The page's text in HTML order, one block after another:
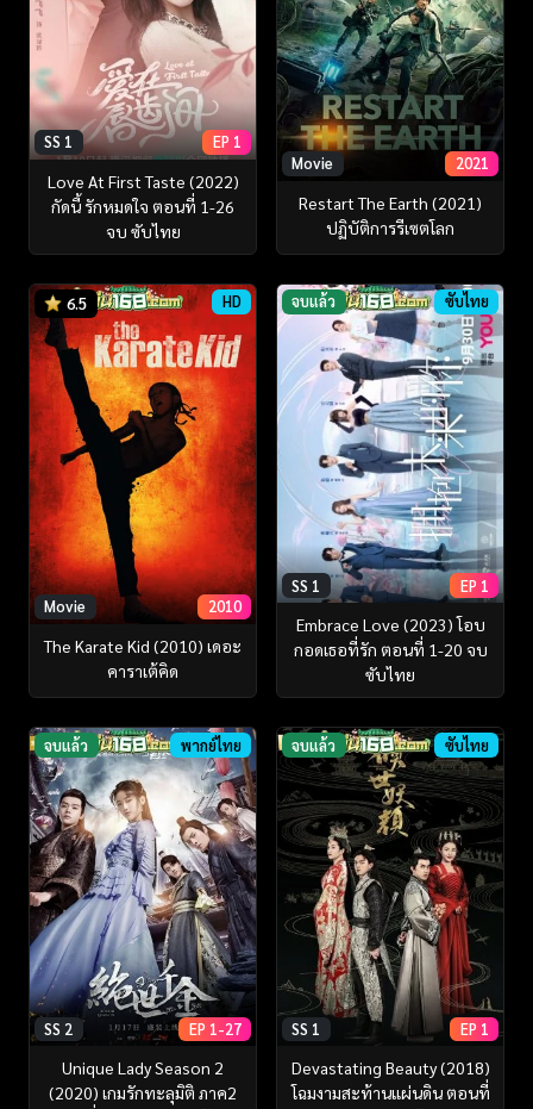
SS 1 EP 1
Love At First Taste (2022)
กัดนี้ รักหมดใจ ตอนที่ 1-26
จบ ซับไทย
Movie 2021
Restart The Earth (2021)
ปฏิบัติการรีเซตโลก
6.5 HD
Movie 2010
The Karate Kid (2010) เดอะ
คาราเต้คิด
จบแล้ว ซับไทย
SS 1 EP 1
Embrace Love (2023) โอบ
กอดเธอที่รัก ตอนที่ 1-20 จบ
ซับไทย
จบแล้ว พากย์ไทย
SS 2 EP 1-27
Unique Lady Season 2
(2020) เกมรักทะลุมิติ ภาค2
จบแล้ว ซับไทย
SS 1 EP 1
Devastating Beauty (2018)
โฉมงามสะท้านแผ่นดิน ตอนที่